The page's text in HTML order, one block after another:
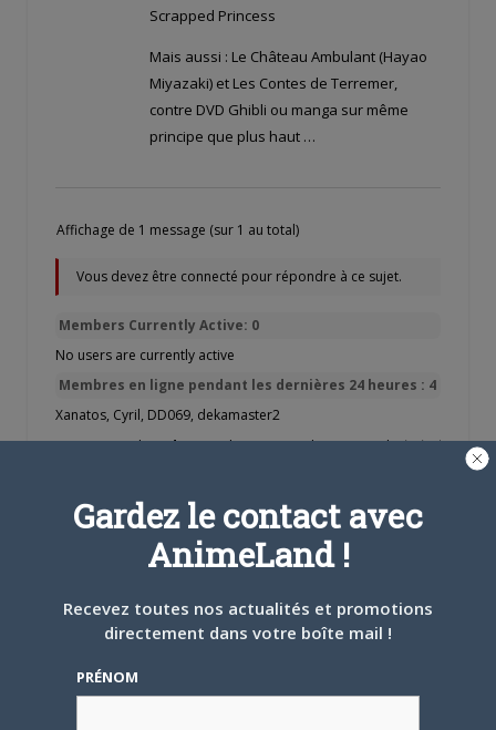
Scrapped Princess
Mais aussi : Le Château Ambulant (Hayao
Miyazaki) et Les Contes de Terremer,
contre DVD Ghibli ou manga sur même
principe que plus haut …
Affichage de 1 message (sur 1 au total)
Vous devez être connecté pour répondre à ce sujet.
Members Currently Active: 0
No users are currently active
Membres en ligne pendant les dernières 24 heures : 4
Xanatos, Cyril, DD069, dekamaster2
Keymaster|Moderator|Participant|Spectator|Blocked
Threads:10, Posts: 170, Members:49
Welcome to our newest member,Blanchet
Most users ever online was 8 on 6 June 2016 17 h 13 min
Gardez le contact avec
AnimeLand !
Recevez toutes nos actualités et promotions
directement dans votre boîte mail !
PRÉNOM